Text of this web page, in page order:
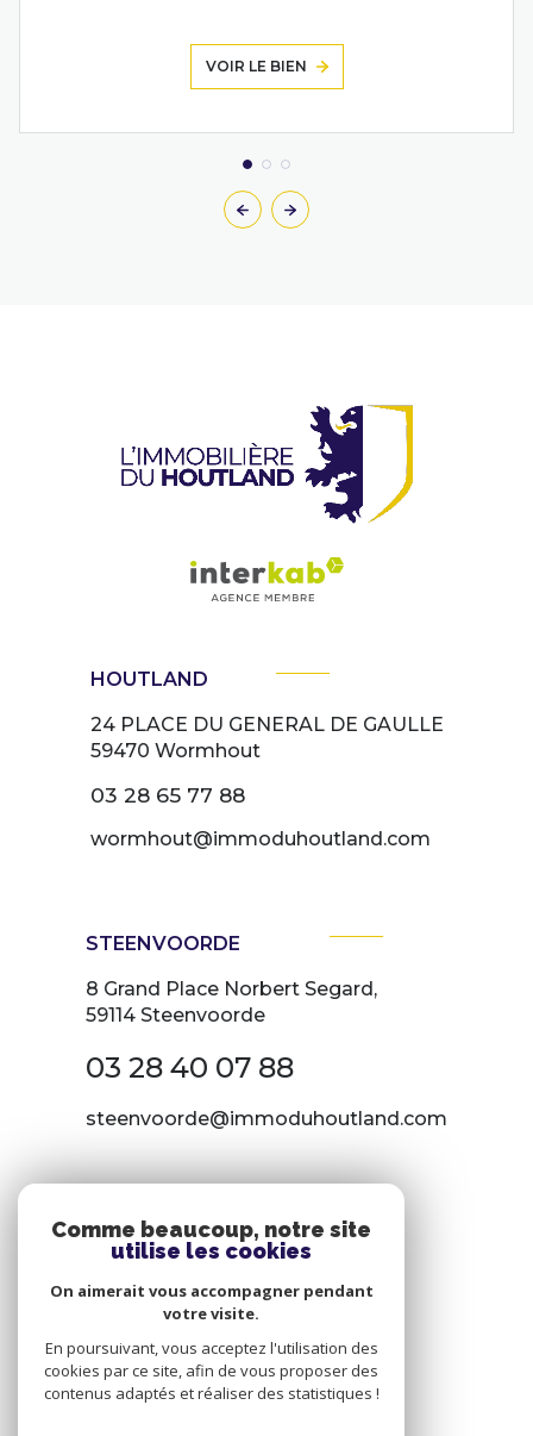
VOIR LE BIEN
HOUTLAND
24 PLACE DU GENERAL DE GAULLE
59470 Wormhout
03 28 65 77 88
wormhout@immoduhoutland.com
STEENVOORDE
8 Grand Place Norbert Segard,
59114 Steenvoorde
03 28 40 07 88
steenvoorde@immoduhoutland.com
Nous suivre
Comme beaucoup, notre site
utilise les cookies
On aimerait vous accompagner pendant
votre visite.
En poursuivant, vous acceptez l'utilisation des
cookies par ce site, afin de vous proposer des
contenus adaptés et réaliser des statistiques !